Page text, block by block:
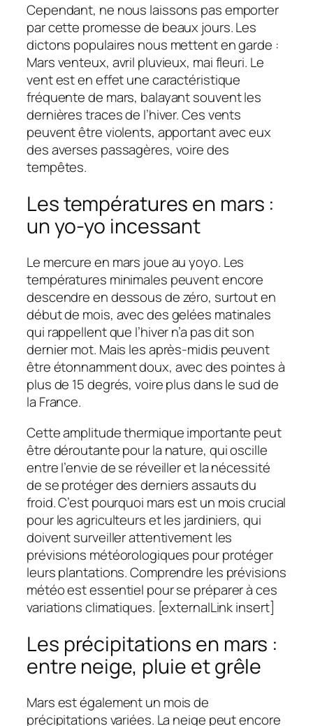
Cependant, ne nous laissons pas emporter
par cette promesse de beaux jours. Les
dictons populaires nous mettent en garde :
Mars venteux, avril pluvieux, mai fleuri. Le
vent est en effet une caractéristique
fréquente de mars, balayant souvent les
dernières traces de l’hiver. Ces vents
peuvent être violents, apportant avec eux
des averses passagères, voire des
tempêtes.
Les températures en mars :
un yo-yo incessant
Le mercure en mars joue au yoyo. Les
températures minimales peuvent encore
descendre en dessous de zéro, surtout en
début de mois, avec des gelées matinales
qui rappellent que l’hiver n’a pas dit son
dernier mot. Mais les après-midis peuvent
être étonnamment doux, avec des pointes à
plus de 15 degrés, voire plus dans le sud de
la France.
Cette amplitude thermique importante peut
être déroutante pour la nature, qui oscille
entre l’envie de se réveiller et la nécessité
de se protéger des derniers assauts du
froid. C’est pourquoi mars est un mois crucial
pour les agriculteurs et les jardiniers, qui
doivent surveiller attentivement les
prévisions météorologiques pour protéger
leurs plantations. Comprendre les prévisions
météo est essentiel pour se préparer à ces
variations climatiques. [externalLink insert]
Les précipitations en mars :
entre neige, pluie et grêle
Mars est également un mois de
précipitations variées. La neige peut encore